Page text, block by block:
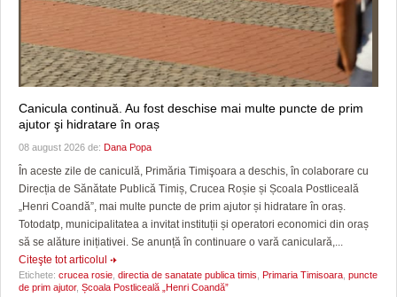
Canicula continuă. Au fost deschise mai multe puncte de prim
ajutor şi hidratare în oraș
08 august 2026 de: Dana Popa
În aceste zile de caniculă, Primăria Timişoara a deschis, în colaborare cu
Direcția de Sănătate Publică Timiș, Crucea Roșie și Școala Postliceală
„Henri Coandă”, mai multe puncte de prim ajutor și hidratare în oraș.
Totodatp, municipalitatea a invitat instituții și operatori economici din oraș
să se alăture inițiativei. Se anunță în continuare o vară caniculară,...
Citeşte tot articolul
Etichete: crucea rosie directia de sanatate publica timis Primaria Timisoara puncte
de prim ajutor, Școala Postliceală „Henri Coandă”